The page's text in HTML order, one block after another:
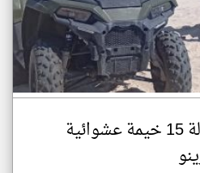
صفاقس: إزالة 15 خيمة عشوائية